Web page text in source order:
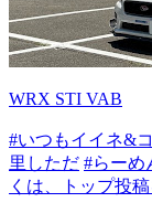
WRX STI VAB
#いつもイイネ&
里しただ #らーめ
くは、トップ投